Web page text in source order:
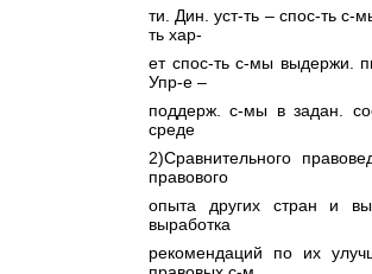
ти. Дин. уст-ть – спос-ть
ть хар-
ет спос-ть с-мы выдержи.
Упр-е –
поддерж. с-мы в задан.
среде
2)Сравнительного
правового
опыта других стран и
выработка
рекомендаций по их